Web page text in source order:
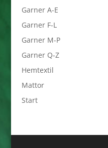
Garner A-E
Garner F-L
Garner M-P
Garner Q-Z
Hemtextil
Mattor
Start